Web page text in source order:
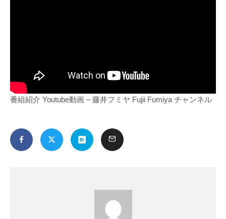
番組紹介 Youtube動画 – 藤井フミヤ Fujii Fumiya チャンネル